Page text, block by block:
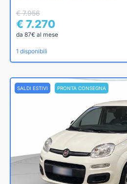
€ 7.956
€ 7.270
da 87€ al mese
1 disponibili
SALDI ESTIVI PRONTA CONSEGNA